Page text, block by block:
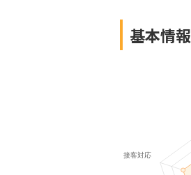
基本情報